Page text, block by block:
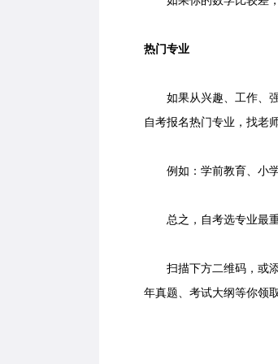
热门专业
如果从兴趣、工作、强
自考报名热门专业，找老
例如：学前教育、小学
总之，自考选专业最重
扫描下方二维码，或添
年真题、考试大纲等你领取